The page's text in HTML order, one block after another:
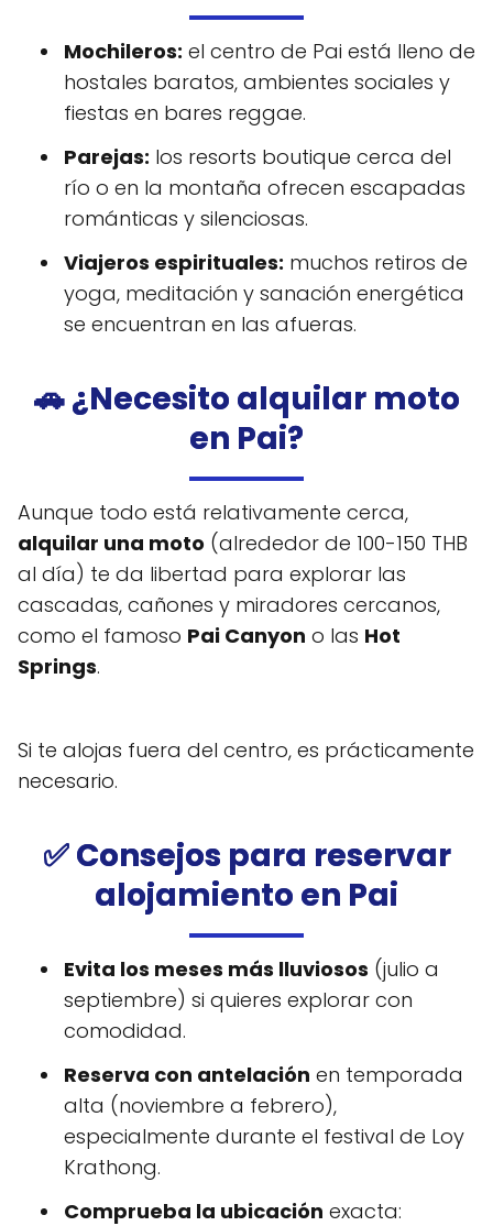
Mochileros: el centro de Pai está lleno de
hostales baratos, ambientes sociales y
fiestas en bares reggae.
Parejas: los resorts boutique cerca del
río o en la montaña ofrecen escapadas
románticas y silenciosas.
Viajeros espirituales: muchos retiros de
yoga, meditación y sanación energética
se encuentran en las afueras.
🚗 ¿Necesito alquilar moto
en Pai?
Aunque todo está relativamente cerca,
alquilar una moto (alrededor de 100-150 THB
al día) te da libertad para explorar las
cascadas, cañones y miradores cercanos,
como el famoso Pai Canyon o las Hot
Springs.
Si te alojas fuera del centro, es prácticamente
necesario.
✅ Consejos para reservar
alojamiento en Pai
Evita los meses más lluviosos (julio a
septiembre) si quieres explorar con
comodidad.
Reserva con antelación en temporada
alta (noviembre a febrero),
especialmente durante el festival de Loy
Krathong.
Comprueba la ubicación exacta: